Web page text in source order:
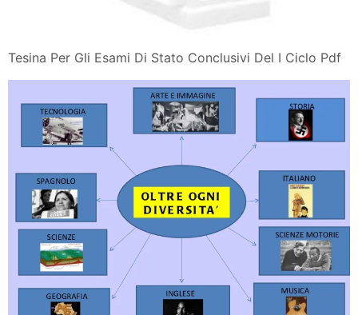
Tesina Per Gli Esami Di Stato Conclusivi Del I Ciclo Pdf